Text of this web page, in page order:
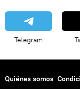
Telegram
Quiénes somos